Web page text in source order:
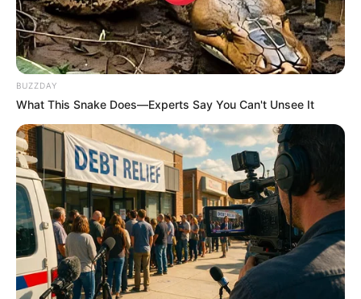
BUZZDAY
What This Snake Does—Experts Say You Can't Unsee It